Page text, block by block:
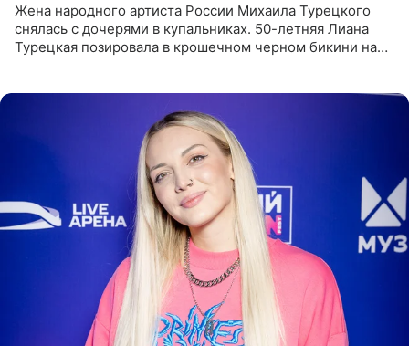
Жена народного артиста России Михаила Турецкого
снялась с дочерями в купальниках. 50-летняя Лиана
Турецкая позировала в крошечном черном бикини на